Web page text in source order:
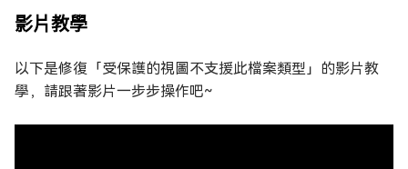
影片教學
以下是修復「受保護的視圖不支援此檔案類型」的影片教
學，請跟著影片一步步操作吧~